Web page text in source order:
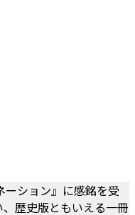
ション』に感銘を受
歴史版ともいえる一冊